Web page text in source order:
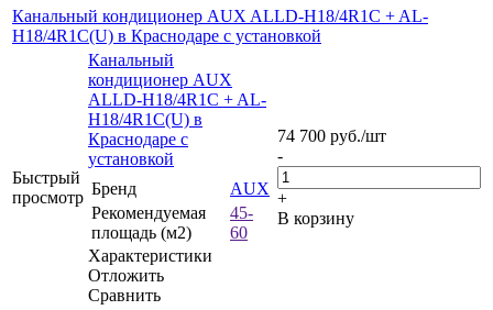
Канальный кондиционер AUX ALLD-H18/4R1C + AL-
H18/4R1C(U) в Краснодаре с установкой
Быстрый
просмотр
Канальный
кондиционер AUX
ALLD-H18/4R1C + AL-
H18/4R1C(U) в
Краснодаре с
установкой
Бренд
AUX
Рекомендуемая
площадь (м2)
45-
60
Характеристики
Отложить
Сравнить
74 700 руб./шт
-
+
В корзину